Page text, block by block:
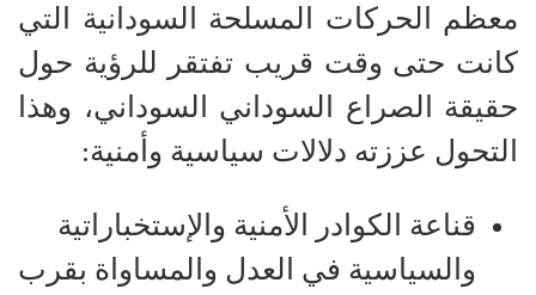
معظم الحركات المسلحة السودانية التي
كانت حتى وقت قريب تفتقر للرؤية حول
حقيقة الصراع السوداني السوداني، وهذا
التحول عززته دلالات سياسية وأمنية:
قناعة الكوادر الأمنية والإستخباراتية
والسياسية في العدل والمساواة بقرب